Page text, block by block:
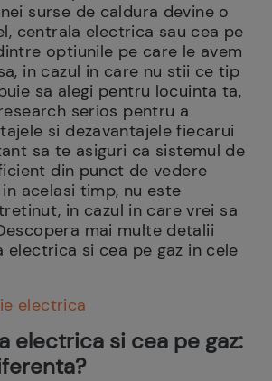
surse de caldura devine o
centrala electrica sau cea pe
optiunile pe care le avem
in cazul in care nu stii ce tip
sa alegi pentru locuinta ta,
serios pentru a
si dezavantajele fiecarui
sa te asiguri ca sistemul de
din punct de vedere
acelasi timp, nu este
in cazul in care vrei sa
mai multe detalii
electrica si cea pe gaz in cele
electrica si cea pe gaz: